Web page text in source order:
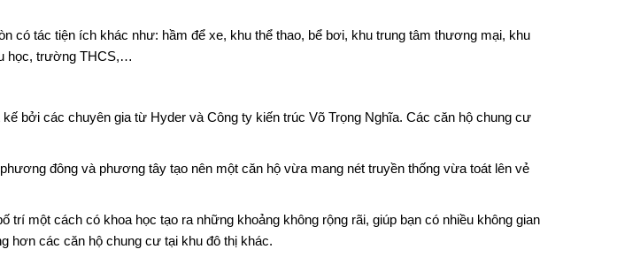
có tác tiện ích khác như: hầm để xe, khu thể thao, bể bơi, khu trung tâm thương mại, khu
học, trường THCS,…
bởi các chuyên gia từ Hyder và Công ty kiến trúc Võ Trọng Nghĩa. Các căn hộ chung cư
đông và phương tây tạo nên một căn hộ vừa mang nét truyền thống vừa toát lên vẻ
trí một cách có khoa học tạo ra những khoảng không rộng rãi, giúp bạn có nhiều không gian
hơn các căn hộ chung cư tại khu đô thị khác.